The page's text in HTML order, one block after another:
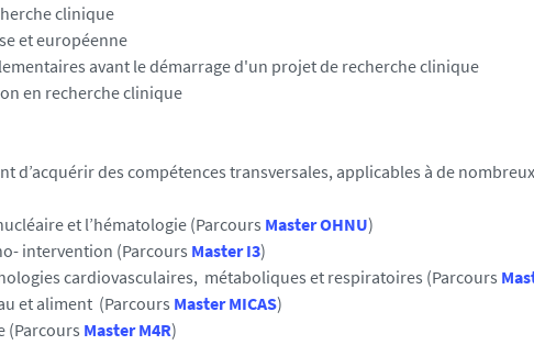
clinique
et européenne
avant le démarrage d'un projet de recherche clinique
en recherche clinique
d’acquérir des compétences transversales, applicables à de
et l’hématologie (Parcours Master OHNU)
intervention (Parcours Master I3)
cardiovasculaires, métaboliques et respiratoires (Parcours
et aliment (Parcours Master MICAS)
(Parcours Master M4R)